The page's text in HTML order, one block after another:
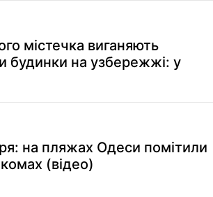
містечка виганяють
будинки на узбережжі: у
на пляжах Одеси помітили
(відео)